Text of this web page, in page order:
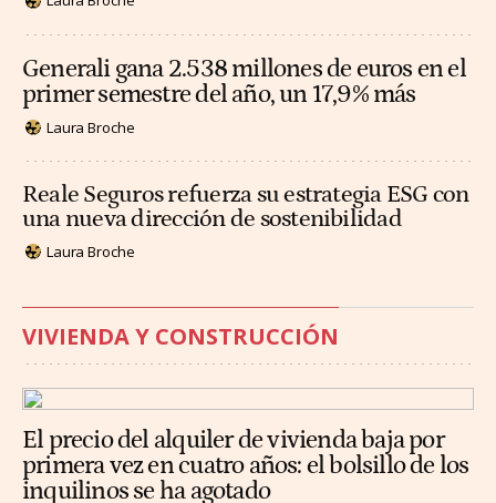
Generali gana 2.538 millones de euros en el
primer semestre del año, un 17,9% más
Laura Broche
Reale Seguros refuerza su estrategia ESG con
una nueva dirección de sostenibilidad
Laura Broche
VIVIENDA Y CONSTRUCCIÓN
El precio del alquiler de vivienda baja por
primera vez en cuatro años: el bolsillo de los
inquilinos se ha agotado